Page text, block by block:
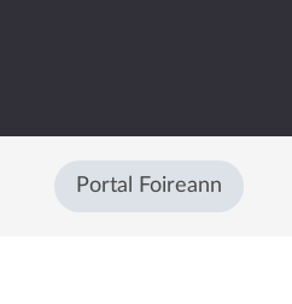
Portal Foireann